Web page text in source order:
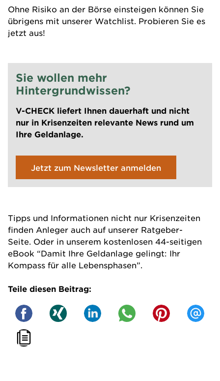
Ohne Risiko an der Börse einsteigen können Sie
übrigens mit unserer Watchlist. Probieren Sie es
jetzt aus!
Sie wollen mehr
Hintergrundwissen?
V-CHECK liefert Ihnen dauerhaft und nicht
nur in Krisenzeiten relevante News rund um
Ihre Geldanlage.
Jetzt zum Newsletter anmelden
Tipps und Informationen nicht nur Krisenzeiten
finden Anleger auch auf unserer Ratgeber-
Seite. Oder in unserem kostenlosen 44-seitigen
eBook “Damit Ihre Geldanlage gelingt: Ihr
Kompass für alle Lebensphasen”.
Teile diesen Beitrag: